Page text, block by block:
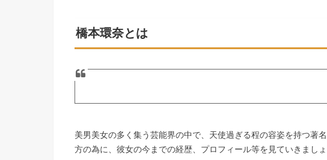
橋本環奈とは
美男美女の多く集う芸能界の中で、天使過ぎる程の容姿を持つ著
方の為に、彼女の今までの経歴、プロフィール等を見ていきましょ